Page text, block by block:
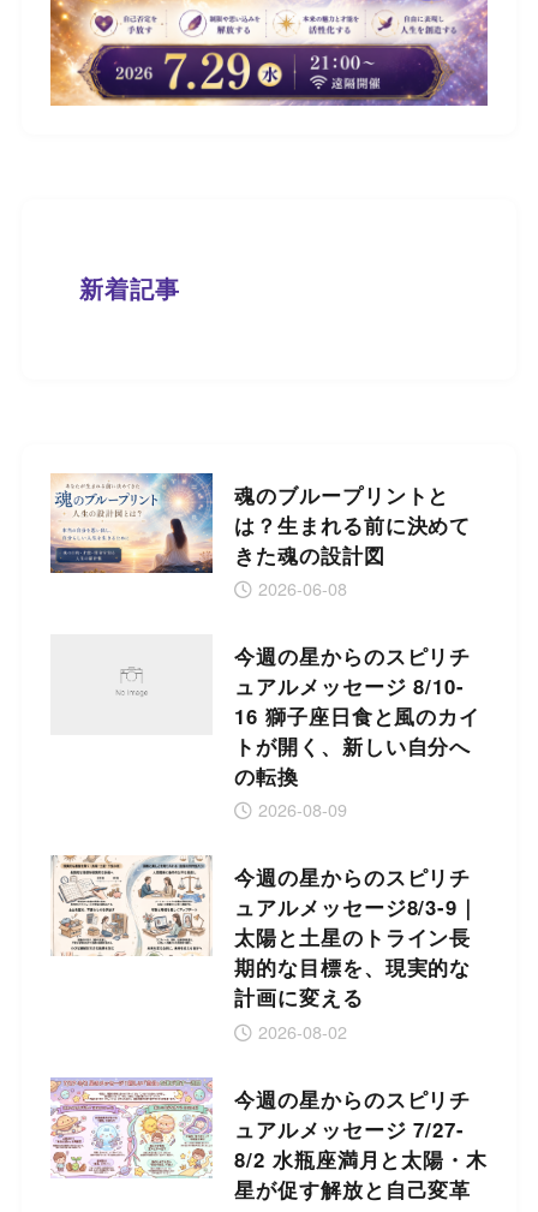
新着記事
魂のブループリントと
は？生まれる前に決めて
きた魂の設計図
2026-06-08
今週の星からのスピリチ
ュアルメッセージ 8/10-
16 獅子座日食と風のカイ
トが開く、新しい自分へ
の転換
2026-08-09
今週の星からのスピリチ
ュアルメッセージ8/3-9｜
太陽と土星のトライン長
期的な目標を、現実的な
計画に変える
2026-08-02
今週の星からのスピリチ
ュアルメッセージ 7/27-
8/2 水瓶座満月と太陽・木
星が促す解放と自己変革